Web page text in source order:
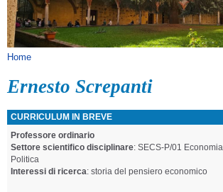
SERVIZI
SEM
Tu sei qui
Home
Ernesto Screpanti
CURRICULUM IN BREVE
Professore ordinario
Settore scientifico disciplinare: SECS-P/01 Economia
Politica
Interessi di ricerca: storia del pensiero economico